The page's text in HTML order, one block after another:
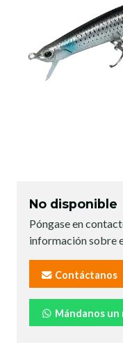
No disponible
Póngase en
información sobre
Contáctanos
Mándanos un